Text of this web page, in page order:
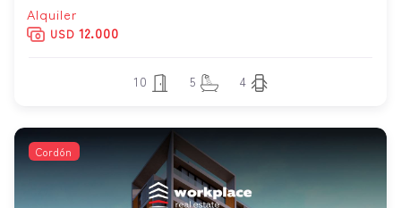
Alquiler
USD 12.000
10 5 4
Cordón